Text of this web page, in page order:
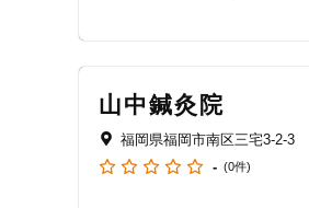
山中鍼灸院
福岡県福岡市南区三宅3-2-3
- (0件)